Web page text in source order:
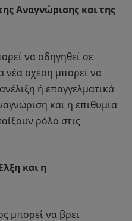
Αναγνώρισης και της
να οδηγηθεί σε
νέα σχέση μπορεί να
ή επαγγελματικά
και η επιθυμία
ρόλο στις
και η
μπορεί να βρει